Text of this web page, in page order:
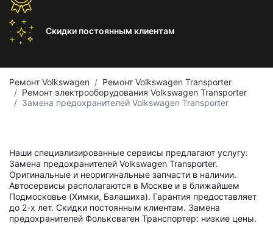
Скидки постоянным клиентам
Ремонт Volkswagen
Ремонт Volkswagen Transporter
Ремонт электрооборудования Volkswagen Transporter
Замена предохранителей Volkswagen Transporter
Наши специализированные сервисы предлагают услугу:
Замена предохранителей Volkswagen Transporter.
Оригинальные и неоригинальные запчасти в наличии.
Автосервисы располагаются в Москве и в ближайшем
Подмосковье (Химки, Балашиха). Гарантия предоставляет
до 2-х лет. Скидки постоянным клиентам. Замена
предохранителей Фольксваген Транспортер: низкие цены.